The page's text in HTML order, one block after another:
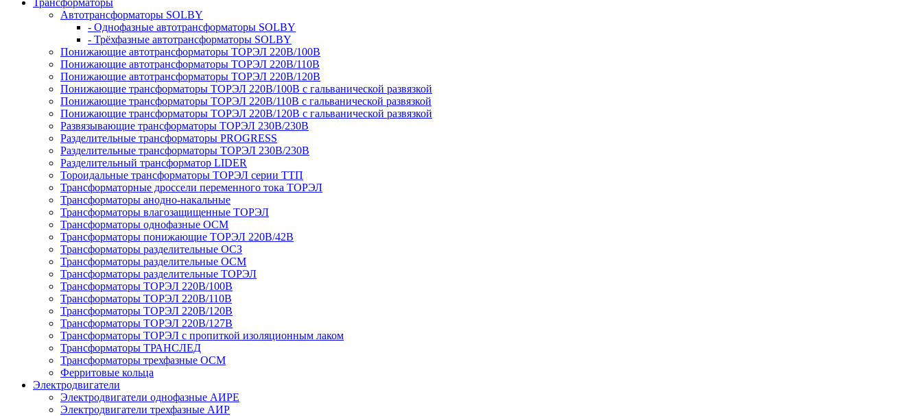
Трансформаторы
Автотрансформаторы SOLBY
- Однофазные автотрансформаторы SOLBY
- Трёхфазные автотрансформаторы SOLBY
Понижающие автотрансформаторы ТОРЭЛ 220В/100В
Понижающие автотрансформаторы ТОРЭЛ 220В/110В
Понижающие автотрансформаторы ТОРЭЛ 220В/120В
Понижающие трансформаторы ТОРЭЛ 220В/100В с гальванической развязкой
Понижающие трансформаторы ТОРЭЛ 220В/110В с гальванической развязкой
Понижающие трансформаторы ТОРЭЛ 220В/120В с гальванической развязкой
Развязывающие трансформаторы ТОРЭЛ 230В/230В
Разделительные трансформаторы PROGRESS
Разделительные трансформаторы ТОРЭЛ 230В/230В
Разделительный трансформатор LIDER
Тороидальные трансформаторы ТОРЭЛ серии ТТП
Трансформаторные дроссели переменного тока ТОРЭЛ
Трансформаторы анодно-накальные
Трансформаторы влагозащищенные ТОРЭЛ
Трансформаторы однофазные ОСМ
Трансформаторы понижающие ТОРЭЛ 220В/42В
Трансформаторы разделительные ОСЗ
Трансформаторы разделительные ОСМ
Трансформаторы разделительные ТОРЭЛ
Трансформаторы ТОРЭЛ 220В/100В
Трансформаторы ТОРЭЛ 220В/110В
Трансформаторы ТОРЭЛ 220В/120В
Трансформаторы ТОРЭЛ 220В/127В
Трансформаторы ТОРЭЛ с пропиткой изоляционным лаком
Трансформаторы ТРАНСЛЕД
Трансформаторы трехфазные ОСМ
Ферритовые кольца
Электродвигатели
Электродвигатели однофазные АИРЕ
Электродвигатели трехфазные АИР